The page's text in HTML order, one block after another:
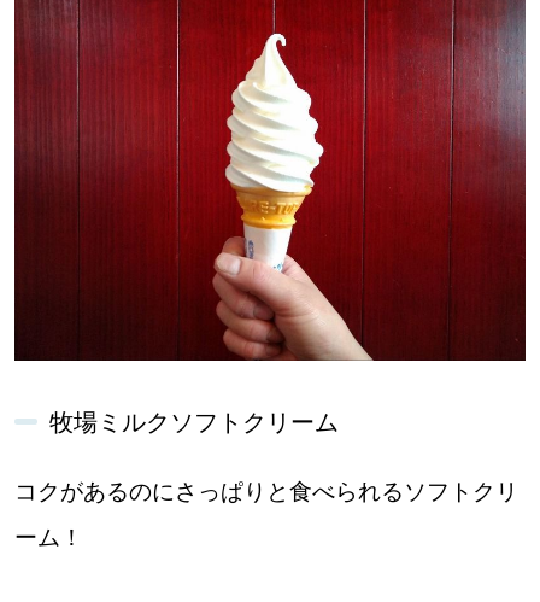
牧場ミルクソフトクリーム
コクがあるのにさっぱりと食べられるソフトクリ
ーム！